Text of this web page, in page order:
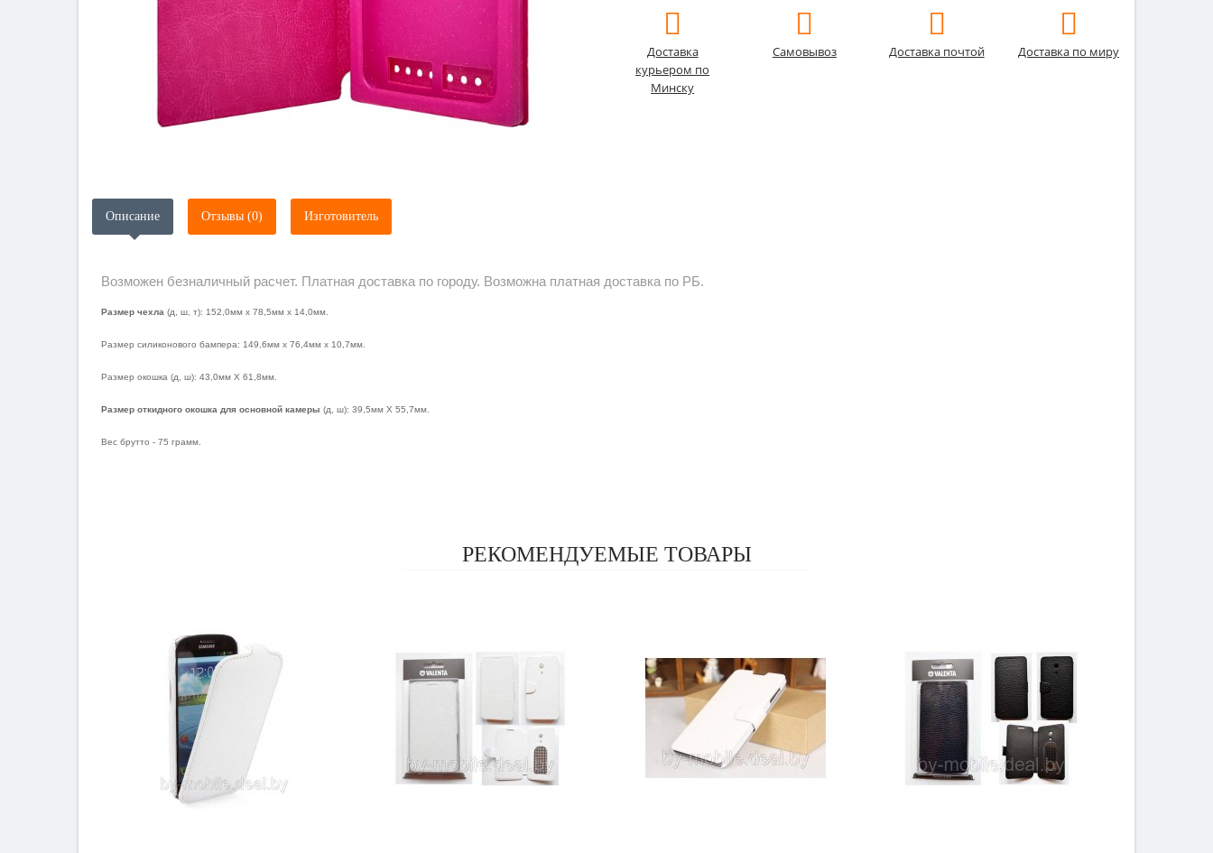
Доставка
курьером по
Минску
Самовывоз Доставка почтой Доставка по миру
Описание Отзывы (0) Изготовитель
Возможен безналичный расчет. Платная доставка по городу. Возможна платная доставка по РБ.
Размер чехла (д, ш, т): 152,0мм х 78,5мм х 14,0мм.
Размер силиконового бампера: 149,6мм х 76,4мм х 10,7мм.
Размер окошка (д, ш): 43,0мм X 61,8мм.
Размер откидного окошка для основной камеры (д, ш): 39,5мм X 55,7мм.
Вес брутто - 75 грамм.
РЕКОМЕНДУЕМЫЕ ТОВАРЫ